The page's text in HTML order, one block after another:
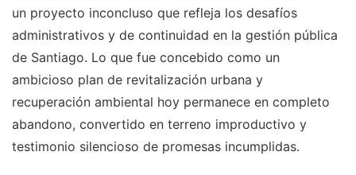
un proyecto inconcluso que refleja los desafíos
administrativos y de continuidad en la gestión pública
de Santiago. Lo que fue concebido como un
ambicioso plan de revitalización urbana y
recuperación ambiental hoy permanece en completo
abandono, convertido en terreno improductivo y
testimonio silencioso de promesas incumplidas.